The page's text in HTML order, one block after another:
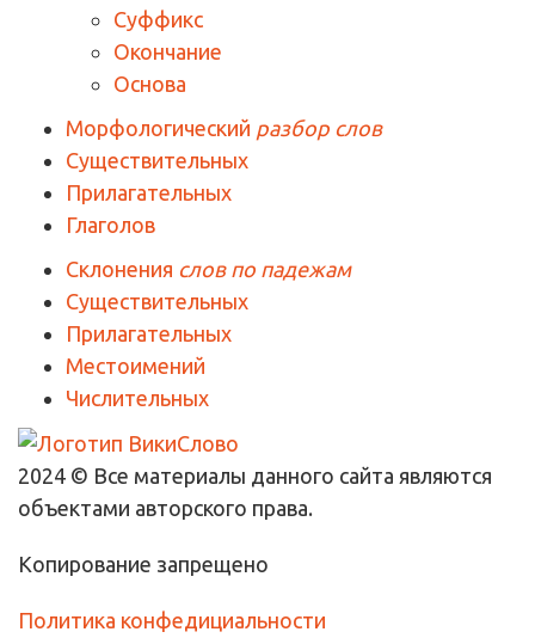
Суффикс
Окончание
Основа
Морфологический разбор слов
Существительных
Прилагательных
Глаголов
Склонения слов по падежам
Существительных
Прилагательных
Местоимений
Числительных
2024 © Все материалы данного сайта являются
объектами авторского права.
Копирование запрещено
Политика конфедициальности